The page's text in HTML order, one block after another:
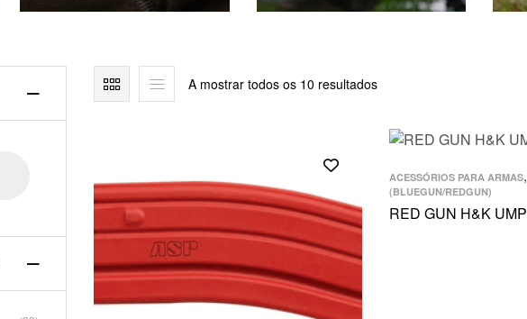
A mostrar todos os 10 resultados
ACESSÓRIOS PARA ARMAS,
(BLUEGUN/REDGUN)
RED GUN H&K UMP